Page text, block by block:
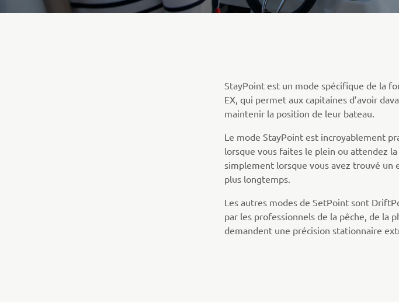
StayPoint est un mode spécifique de la
EX, qui permet aux capitaines d’avoir
maintenir la position de leur bateau.
Le mode StayPoint est incroyablement
lorsque vous faites le plein ou attendez
simplement lorsque vous avez trouvé
plus longtemps.
Les autres modes de SetPoint sont
par les professionnels de la pêche, de la
demandent une précision stationnaire